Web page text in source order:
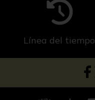
Línea del tiempo